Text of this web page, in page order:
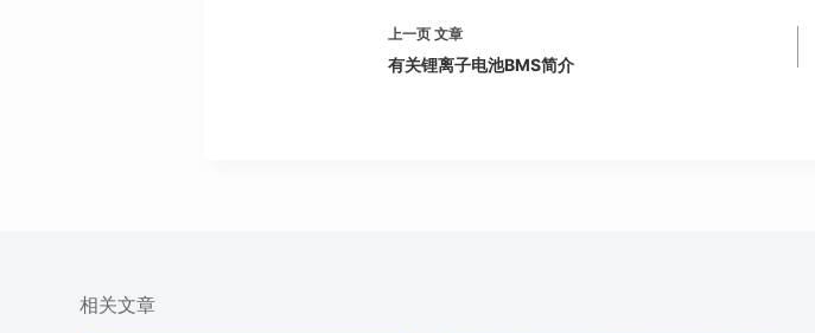
上一页 文章
有关锂离子电池BMS简介
相关文章